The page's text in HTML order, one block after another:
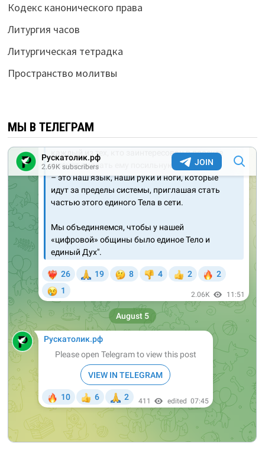
Кодекс канонического права
Литургия часов
Литургическая тетрадка
Пространство молитвы
МЫ В ТЕЛЕГРАМ